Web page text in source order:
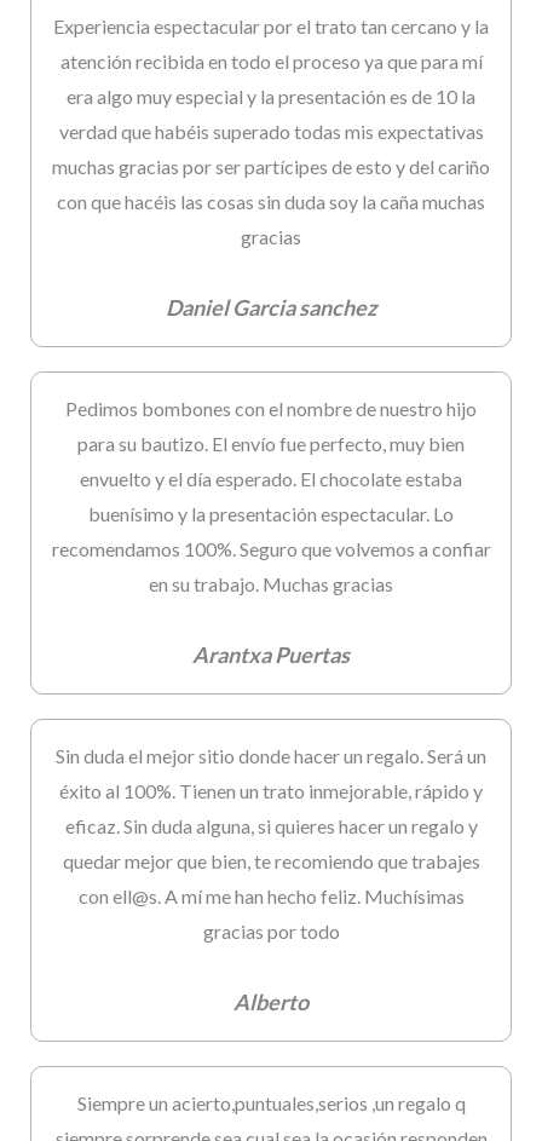
Experiencia espectacular por el trato tan cercano y la
atención recibida en todo el proceso ya que para mí
era algo muy especial y la presentación es de 10 la
verdad que habéis superado todas mis expectativas
muchas gracias por ser partícipes de esto y del cariño
con que hacéis las cosas sin duda soy la caña muchas
gracias
Daniel Garcia sanchez
Pedimos bombones con el nombre de nuestro hijo
para su bautizo. El envío fue perfecto, muy bien
envuelto y el día esperado. El chocolate estaba
buenísimo y la presentación espectacular. Lo
recomendamos 100%. Seguro que volvemos a confiar
en su trabajo. Muchas gracias
Arantxa Puertas
Sin duda el mejor sitio donde hacer un regalo. Será un
éxito al 100%. Tienen un trato inmejorable, rápido y
eficaz. Sin duda alguna, si quieres hacer un regalo y
quedar mejor que bien, te recomiendo que trabajes
con ell@s. A mí me han hecho feliz. Muchísimas
gracias por todo
Alberto
Siempre un acierto,puntuales,serios ,un regalo q